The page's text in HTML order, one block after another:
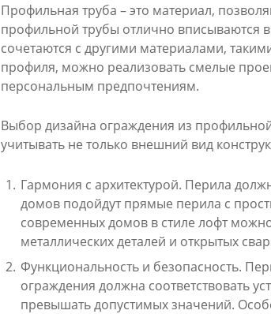
Профильная труба – это материал,
профильной трубы отлично вписываются
сочетаются с другими материалами,
профиля, можно реализовать смелые
персональным предпочтениям.
Выбор дизайна ограждения из
учитывать не только внешний вид
Гармония с архитектурой. Перила
домов подойдут прямые перила с
современных домов в стиле лофт
металлических деталей и открытых
Функциональность и безопасность.
ограждения должна соответствовать
превышать допустимых значений.